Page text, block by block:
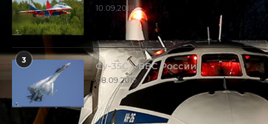
10.09.2018
3
Су-35С – ВВС России
08.09.2019